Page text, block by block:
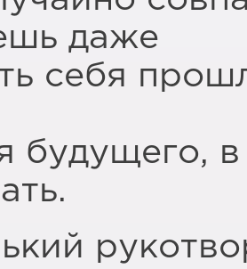
даже
себя
будущего,